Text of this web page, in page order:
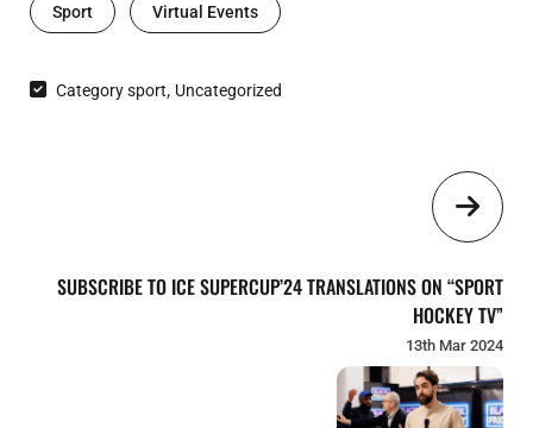
Sport Virtual Events
Category sport, Uncategorized
SUBSCRIBE TO ICE SUPERCUP’24 TRANSLATIONS ON “SPORT
HOCKEY TV”
13th Mar 2024